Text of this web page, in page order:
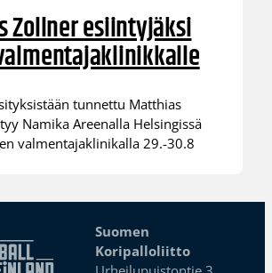
Zollner esiintyjäksi
tunnettu Matthias
Namika Areenalla Helsingissä
valmentajaklinikalla 29.-30.8
Suomen
Koripalloliitto